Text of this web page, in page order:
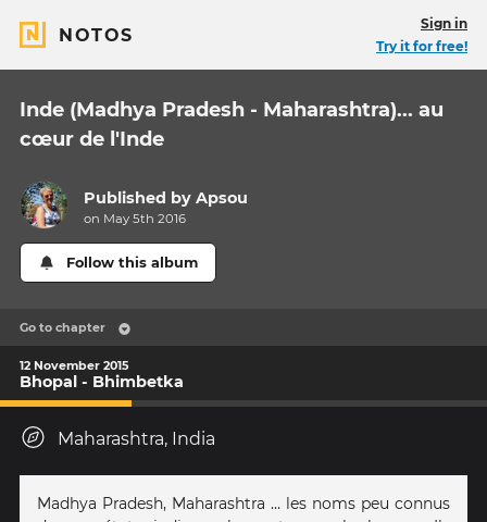
NOTOS
Sign in
Try it for free!
Inde (Madhya Pradesh - Maharashtra)... au
cœur de l'Inde
Published byApsou
on May 5th 2016
Follow this album
Go to chapter
12 November 2015
Bhopal - Bhimbetka
Maharashtra, India
Madhya Pradesh, Maharashtra … les noms peu connus